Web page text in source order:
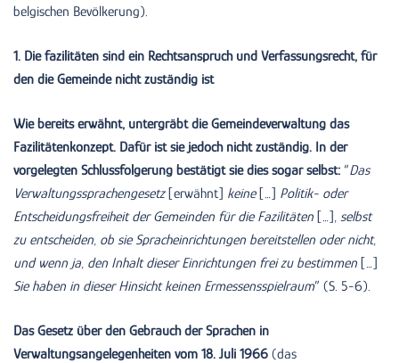
belgischen Bevölkerung).
1. Die fazilitäten sind ein Rechtsanspruch und Verfassungsrecht, für
den die Gemeinde nicht zuständig ist
Wie bereits erwähnt, untergräbt die Gemeindeverwaltung das
Fazilitätenkonzept. Dafür ist sie jedoch nicht zuständig. In der
vorgelegten Schlussfolgerung bestätigt sie dies sogar selbst: “Das
Verwaltungssprachengesetz[erwähnt] keine[…] Politik- oder
Entscheidungsfreiheit der Gemeinden für die Fazilitäten […], selbst
zu entscheiden, ob sie Spracheinrichtungen bereitstellen oder nicht,
und wenn ja, den Inhalt dieser Einrichtungen frei zu bestimmen […]
Sie haben in dieser Hinsicht keinen Ermessensspielraum” (S. 5-6).
Das Gesetz über den Gebrauch der Sprachen in
Verwaltungsangelegenheiten vom 18. Juli 1966 (das